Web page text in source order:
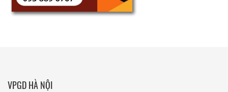
VPGD HÀ NỘI